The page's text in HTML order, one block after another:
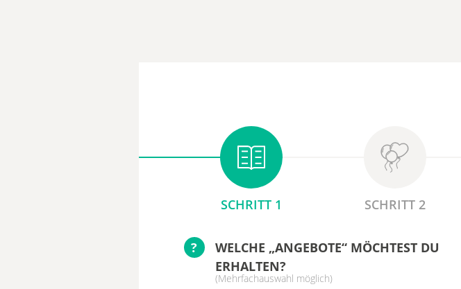
SCHRITT 1 SCHRITT 2
?
WELCHE „ANGEBOTE“ MÖCHTEST DU
ERHALTEN?
(Mehrfachauswahl möglich)